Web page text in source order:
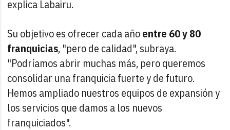
explica Labairu.
Su objetivo es ofrecer cada añoentre 60 y 80
franquicias, "pero de calidad", subraya.
"Podríamos abrir muchas más, pero queremos
consolidar una franquicia fuerte y de futuro.
Hemos ampliado nuestros equipos de expansión y
los servicios que damos a los nuevos
franquiciados".